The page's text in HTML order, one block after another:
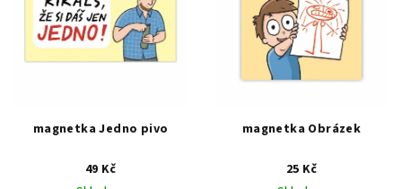
magnetka Jedno pivo
49 Kč
magnetka Obrázek
25 Kč